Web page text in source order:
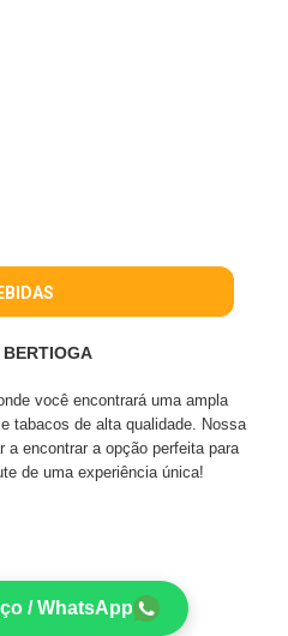
BERTIOGA
você encontrará uma ampla
tabacos de alta qualidade. Nossa
a encontrar a opção perfeita para
de uma experiência única!
/ WhatsApp